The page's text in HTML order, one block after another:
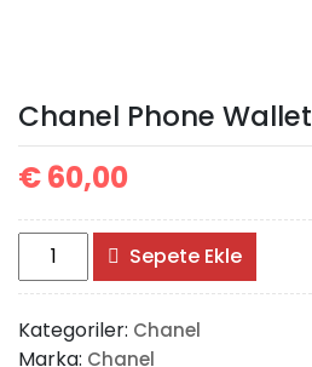
Chanel Phone Wallet
€60,00
Chanel
Phone
Wallet
adet
Sepete Ekle
Kategoriler: Chanel
Marka: Chanel